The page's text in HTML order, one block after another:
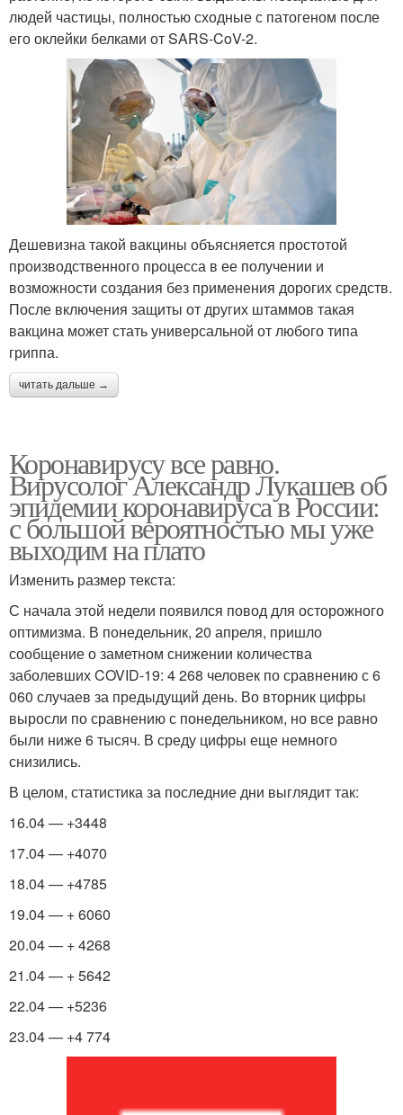
людей частицы, полностью сходные с патогеном после
его оклейки белками от SARS-CoV-2.
Дешевизна такой вакцины объясняется простотой
производственного процесса в ее получении и
возможности создания без применения дорогих средств.
После включения защиты от других штаммов такая
вакцина может стать универсальной от любого типа
гриппа.
читать дальше →
Коронавирусу все равно.
Вирусолог Александр Лукашев об
эпидемии коронавируса в России:
с большой вероятностью мы уже
выходим на плато
Изменить размер текста:
С начала этой недели появился повод для осторожного
оптимизма. В понедельник, 20 апреля, пришло
сообщение о заметном снижении количества
заболевших COVID-19: 4 268 человек по сравнению с 6
060 случаев за предыдущий день. Во вторник цифры
выросли по сравнению с понедельником, но все равно
были ниже 6 тысяч. В среду цифры еще немного
снизились.
В целом, статистика за последние дни выглядит так:
16.04 — +3448
17.04 — +4070
18.04 — +4785
19.04 — + 6060
20.04 — + 4268
21.04 — + 5642
22.04 — +5236
23.04 — +4 774